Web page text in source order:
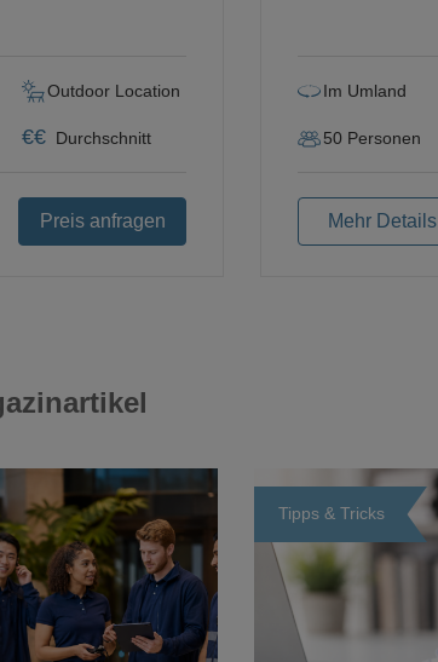
Outdoor Location
€€ Durchschnitt
Preis anfragen
Im Umland
50 Personen
Mehr Details
Tipps & Tricks